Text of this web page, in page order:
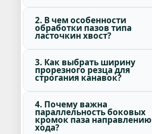
2. В чем особенности
обработки пазов типа
ласточкин хвост?
3. Как выбрать ширину
прорезного резца для
строгания канавок?
4. Почему важна
параллельность боковых
кромок паза направлению
хода?